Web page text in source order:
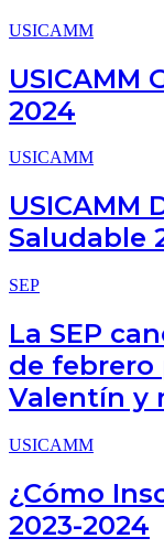
USICAMM
USICAMM
2024
USICAMM
USICAMM
Saludable
SEP
La SEP
de febrero
Valentín y
USICAMM
¿Cómo
2023-2024